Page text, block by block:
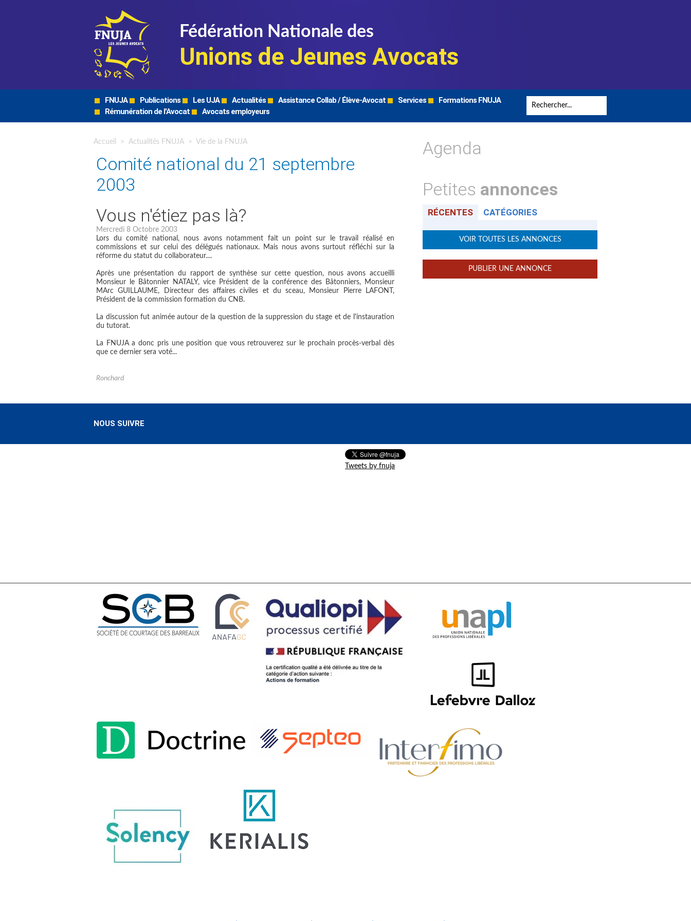
Fédération Nationale des
Unions de Jeunes Avocats
FNUJA Publications Les UJA Actualités Assistance Collab / Élève-Avocat Services
Formations FNUJA
Rémunération de l'Avocat
Avocats employeurs
Accueil > Actualités FNUJA > Vie de la FNUJA
Comité national du 21 septembre
2003
Vous n'étiez pas là?
Mercredi 8 Octobre 2003
Lors du comité national, nous avons notamment fait un point sur le travail réalisé en
commissions et sur celui des délégués nationaux. Mais nous avons surtout réfléchi sur la
réforme du statut du collaborateur....
Après une présentation du rapport de synthèse sur cette question, nous avons accueilli
Monsieur le Bâtonnier NATALY, vice Président de la conférence des Bâtonniers, Monsieur
MArc GUILLAUME, Directeur des affaires civiles et du sceau, Monsieur Pierre LAFONT,
Président de la commission formation du CNB.
La discussion fut animée autour de la question de la suppression du stage et de l'instauration
du tutorat.
La FNUJA a donc pris une position que vous retrouverez sur le prochain procès-verbal dès
que ce dernier sera voté...
Ronchard
Agenda
Petites annonces
RÉCENTES CATÉGORIES
VOIR TOUTES LES ANNONCES
PUBLIER UNE ANNONCE
NOUS SUIVRE
Tweets by fnuja